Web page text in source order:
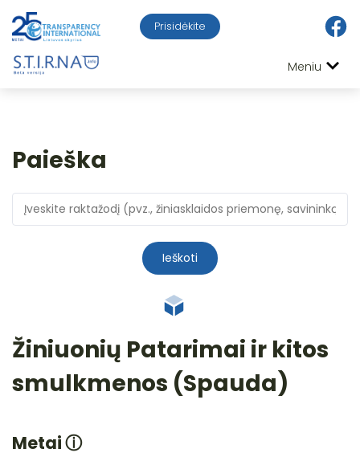
Prisidėkite
Meniu
Paieška
Ieškoti
Žiniuonių Patarimai ir kitos
smulkmenos (Spauda)
Metaiⓘ